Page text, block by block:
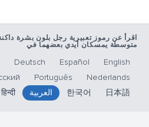
رجل بلون بشرة داكنة وامرأة بلون
أيدي بعضهما في
Español
Deutsch
Français
Português
Русский
简体中文
한국어
العربية हिन्दी
Indonesia